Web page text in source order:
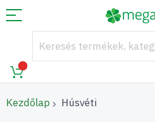
Kezdőlap Húsvéti